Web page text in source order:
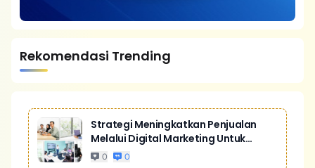
Rekomendasi Trending
Strategi Meningkatkan Penjualan
Melalui Digital Marketing Untuk
Bisnis Yang Lebih Kompetitif
0 0